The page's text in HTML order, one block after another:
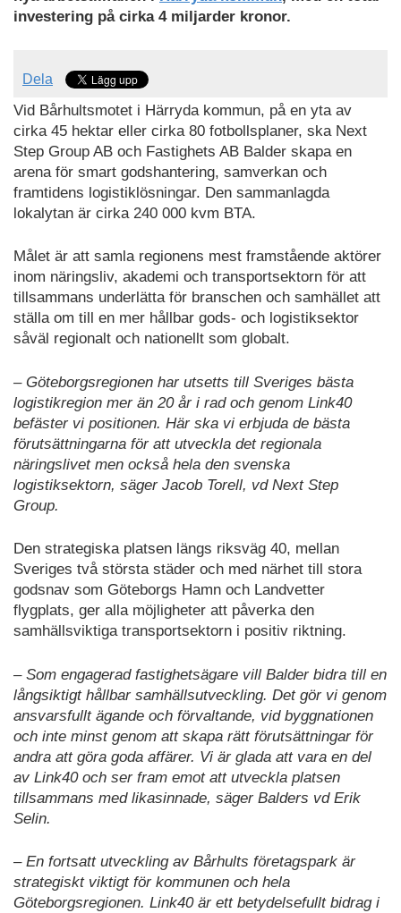
investering på cirka 4 miljarder kronor.
Dela
Vid Bårhultsmotet i Härryda kommun, på en yta av
cirka 45 hektar eller cirka 80 fotbollsplaner, ska Next
Step Group AB och Fastighets AB Balder skapa en
arena för smart godshantering, samverkan och
framtidens logistiklösningar. Den sammanlagda
lokalytan är cirka 240 000 kvm BTA.
Målet är att samla regionens mest framstående aktörer
inom näringsliv, akademi och transportsektorn för att
tillsammans underlätta för branschen och samhället att
ställa om till en mer hållbar gods- och logistiksektor
såväl regionalt och nationellt som globalt.
– Göteborgsregionen har utsetts till Sveriges bästa
logistikregion mer än 20 år i rad och genom Link40
befäster vi positionen. Här ska vi erbjuda de bästa
förutsättningarna för att utveckla det regionala
näringslivet men också hela den svenska
logistiksektorn, säger Jacob Torell, vd Next Step
Group.
Den strategiska platsen längs riksväg 40, mellan
Sveriges två största städer och med närhet till stora
godsnav som Göteborgs Hamn och Landvetter
flygplats, ger alla möjligheter att påverka den
samhällsviktiga transportsektorn i positiv riktning.
– Som engagerad fastighetsägare vill Balder bidra till en
långsiktigt hållbar samhällsutveckling. Det gör vi genom
ansvarsfullt ägande och förvaltande, vid byggnationen
och inte minst genom att skapa rätt förutsättningar för
andra att göra goda affärer. Vi är glada att vara en del
av Link40 och ser fram emot att utveckla platsen
tillsammans med likasinnade, säger Balders vd Erik
Selin.
– En fortsatt utveckling av Bårhults företagspark är
strategiskt viktigt för kommunen och hela
Göteborgsregionen. Link40 är ett betydelsefullt bidrag i